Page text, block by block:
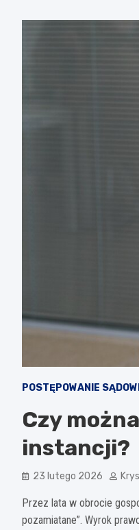
POSTĘPOWANIE
Czy
instancji?
23 lutego 2026
Przez lata w obrocie
pozamiatane”. Wyrok